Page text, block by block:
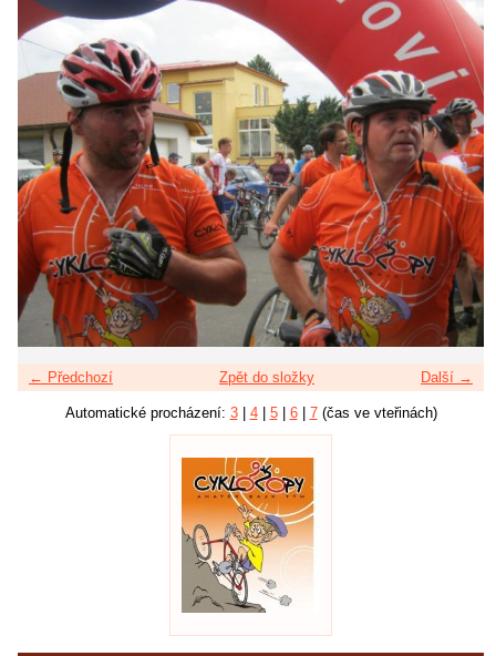
← Předchozí Další →
Zpět do složky
Automatické procházení: 3| 4| 5| 6| 7(čas ve vteřinách)